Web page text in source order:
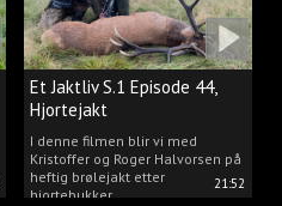
21:52
Et Jaktliv S.1 Episode 44,
Hjortejakt
I denne filmen blir vi med
Kristoffer og Roger Halvorsen på
heftig brølejakt etter
hjortebukker.